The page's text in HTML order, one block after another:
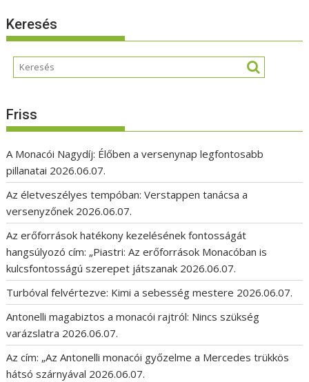
Keresés
Friss
A Monacói Nagydíj: Élőben a versenynap legfontosabb
pillanatai 2026.06.07.
Az életveszélyes tempóban: Verstappen tanácsa a
versenyzőnek 2026.06.07.
Az erőforrások hatékony kezelésének fontosságát
hangsúlyozó cím: „Piastri: Az erőforrások Monacóban is
kulcsfontosságú szerepet játszanak 2026.06.07.
Turbóval felvértezve: Kimi a sebesség mestere 2026.06.07.
Antonelli magabiztos a monacói rajtról: Nincs szükség
varázslatra 2026.06.07.
Az cím: „Az Antonelli monacói győzelme a Mercedes trükkös
hátsó szárnyával 2026.06.07.